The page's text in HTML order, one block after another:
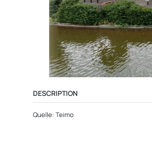
DESCRIPTION
Quelle: Teimo